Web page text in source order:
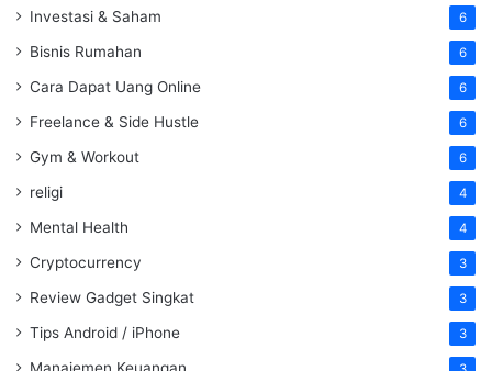
Investasi & Saham 6
Bisnis Rumahan 6
Cara Dapat Uang Online 6
Freelance & Side Hustle 6
Gym & Workout 6
religi 4
Mental Health 4
Cryptocurrency 3
Review Gadget Singkat 3
Tips Android / iPhone 3